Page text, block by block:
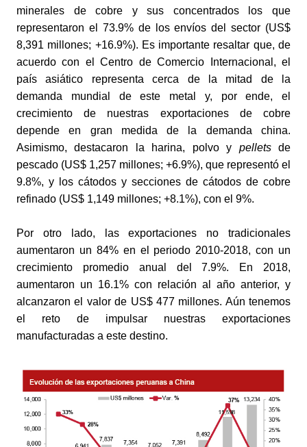
minerales de cobre y sus concentrados los que
representaron el 73.9% de los envíos del sector (US$
8,391 millones; +16.9%). Es importante resaltar que, de
acuerdo con el Centro de Comercio Internacional, el
país asiático representa cerca de la mitad de la
demanda mundial de este metal y, por ende, el
crecimiento de nuestras exportaciones de cobre
depende en gran medida de la demanda china.
Asimismo, destacaron la harina, polvo y pellets de
pescado (US$ 1,257 millones; +6.9%), que representó el
9.8%, y los cátodos y secciones de cátodos de cobre
refinado (US$ 1,149 millones; +8.1%), con el 9%.
Por otro lado, las exportaciones no tradicionales
aumentaron un 84% en el periodo 2010-2018, con un
crecimiento promedio anual del 7.9%. En 2018,
aumentaron un 16.1% con relación al año anterior, y
alcanzaron el valor de US$ 477 millones. Aún tenemos
el reto de impulsar nuestras exportaciones
manufacturadas a este destino.